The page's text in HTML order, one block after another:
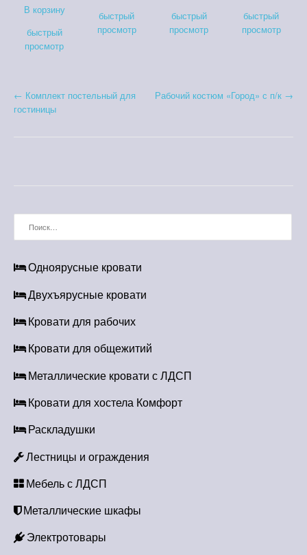
В корзину
быстрый
просмотр
быстрый
просмотр
быстрый
просмотр
быстрый
просмотр
Н
и
я
п
о
з
а
п
и
я
м
← Комплект постельный для
гостиницы
Рабочий костюм «Город» с п/к →
Одноярусные кровати
Двухъярусные кровати
Кровати для рабочих
Кровати для общежитий
Металлические кровати с ЛДСП
Кровати для хостела Комфорт
Раскладушки
Лестницы и ограждения
Мебель с ЛДСП
Металлические шкафы
Электротовары